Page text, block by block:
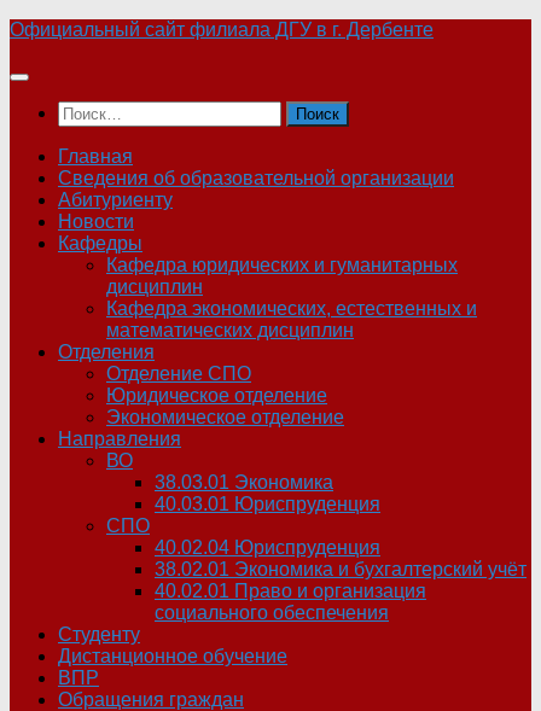
Skip
content
Официальный сайт филиала ДГУ в г. Дербенте
Найти:
Главная
Сведения об образовательной организации
Абитуриенту
Новости
Кафедры
Кафедра юридических и гуманитарных
дисциплин
Кафедра экономических, естественных и
математических дисциплин
Отделения
Отделение СПО
Юридическое отделение
Экономическое отделение
Направления
ВО
38.03.01 Экономика
40.03.01 Юриспруденция
СПО
40.02.04 Юриспруденция
38.02.01 Экономика и бухгалтерский учёт
40.02.01 Право и организация
социального обеспечения
Студенту
Дистанционное обучение
ВПР
Обращения граждан